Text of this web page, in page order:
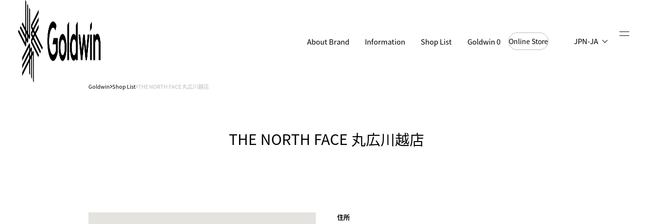
About Brand Information Shop List Goldwin 0 Online Store JPN-JA
Goldwin Shop List THE NORTH FACE 丸広川越店
THE NORTH FACE 丸広川越店
住所